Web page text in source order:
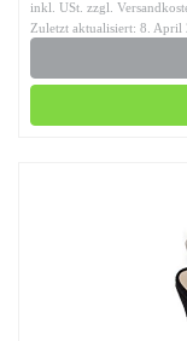
inkl. USt. zzgl.
Zuletzt aktualisiert: 8. April